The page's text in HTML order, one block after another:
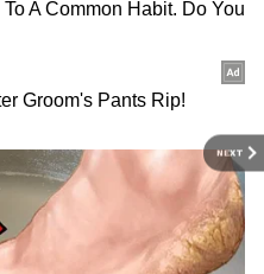
NEXT
మురికి మొత్తాన్ని ఈ
లో ఆ పొరపాటు
అందుకే అవి కొత్తగా
ఇతర ఏ దుస్తులతో
ఎక్కువ టవల్స్
వేయడం వల్ల నీరు,